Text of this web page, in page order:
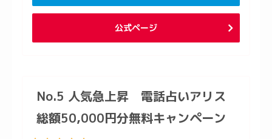
公式ページ
No.5 人気急上昇 電話占いアリス
総額50,000円分無料キャンペーン